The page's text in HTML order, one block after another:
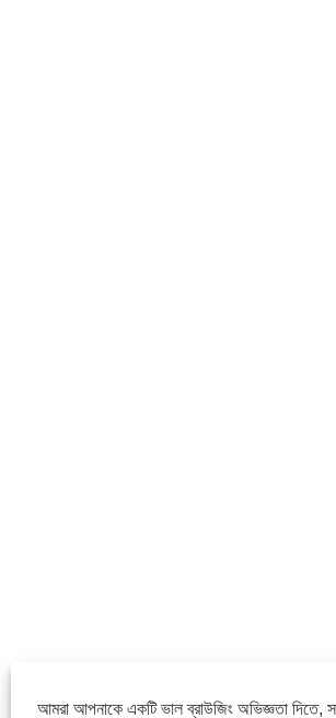
আমরা আপনাকে একটি ভাল ব্রাউজিং অভিজ্ঞতা দিতে,